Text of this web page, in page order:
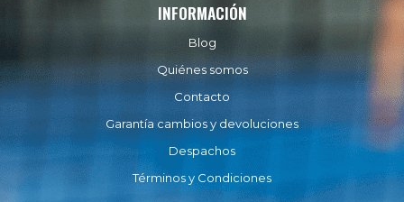
INFORMACIÓN
Blog
Quiénes somos
Contacto
Garantía cambios y devoluciones
Despachos
Términos y Condiciones